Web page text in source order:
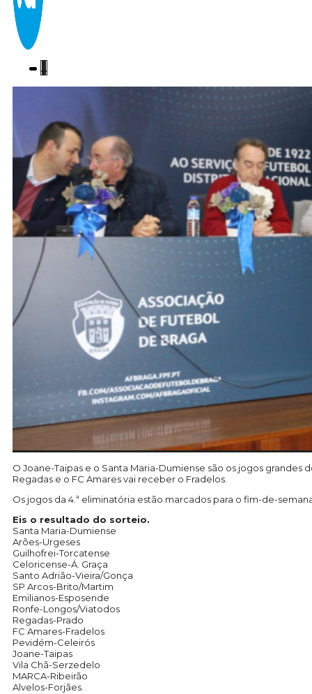
O Joane-Taipas e o Santa Maria-Dumiense são os jogos grandes
Regadas e o FC Amares vai receber o Fradelos.
Os jogos da 4.ª eliminatória estão marcados para o fim-de-
Eis o resultado do sorteio.
Santa Maria-Dumiense
Arões-Urgeses
Guilhofrei-Torcatense
Celoricense-Á. Graça
Santo Adrião-Vieira/Gonça
SP Arcos-Brito/Martim
Emilianos-Esposende
Ronfe-Longos/Viatodos
Regadas-Prado
FC Amares-Fradelos
Pevidém-Celeirós
Joane-Taipas
Vila Chã-Serzedelo
MARCA-Ribeirão
Alvelos-Forjães.